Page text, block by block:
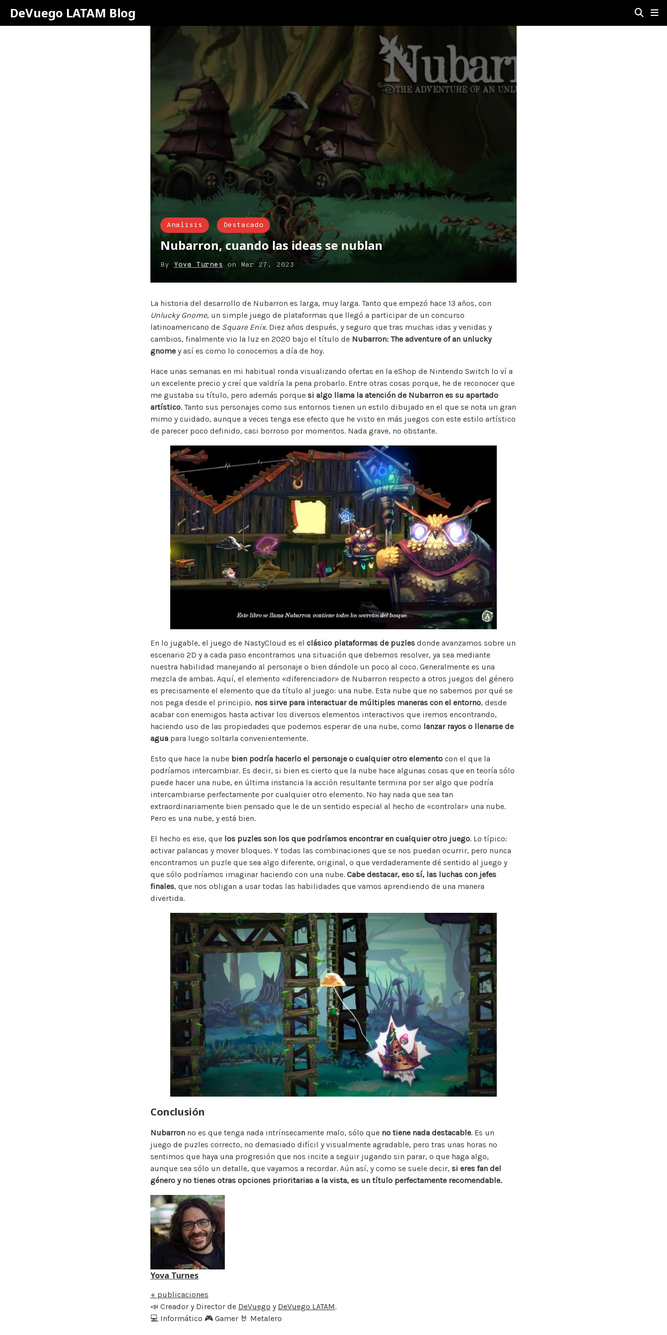
DeVuego LATAM Blog
Analisis Destacado
Nubarron, cuando las ideas se nublan
By Yova Turnes on Mar 27, 2023
La historia del desarrollo de Nubarron es larga, muy larga. Tanto que empezó hace 13 años, con
Unlucky Gnome, un simple juego de plataformas que llegó a participar de un concurso
latinoamericano de Square Enix. Diez años después, y seguro que tras muchas idas y venidas y
cambios, finalmente vio la luz en 2020 bajo el título de Nubarron: The adventure of an unlucky
gnome y así es como lo conocemos a día de hoy.
Hace unas semanas en mi habitual ronda visualizando ofertas en la eShop de Nintendo Switch lo ví a
un excelente precio y creí que valdría la pena probarlo. Entre otras cosas porque, he de reconocer que
me gustaba su título, pero además porque si algo llama la atención de Nubarron es su apartado
artístico. Tanto sus personajes como sus entornos tienen un estilo dibujado en el que se nota un gran
mimo y cuidado, aunque a veces tenga ese efecto que he visto en más juegos con este estilo artístico
de parecer poco definido, casi borroso por momentos. Nada grave, no obstante.
En lo jugable, el juego de NastyCloud es el clásico plataformas de puzles donde avanzamos sobre un
escenario 2D y a cada paso encontramos una situación que debemos resolver, ya sea mediante
nuestra habilidad manejando al personaje o bien dándole un poco al coco. Generalmente es una
mezcla de ambas. Aquí, el elemento «diferenciador» de Nubarron respecto a otros juegos del género
es precisamente el elemento que da título al juego: una nube. Esta nube que no sabemos por qué se
nos pega desde el principio, nos sirve para interactuar de múltiples maneras con el entorno, desde
acabar con enemigos hasta activar los diversos elementos interactivos que iremos encontrando,
haciendo uso de las propiedades que podemos esperar de una nube, como lanzar rayos o llenarse de
agua para luego soltarla convenientemente.
Esto que hace la nube bien podría hacerlo el personaje o cualquier otro elemento con el que la
podríamos intercambiar. Es decir, si bien es cierto que la nube hace algunas cosas que en teoría sólo
puede hacer una nube, en última instancia la acción resultante termina por ser algo que podría
intercambiarse perfectamente por cualquier otro elemento. No hay nada que sea tan
extraordinariamente bien pensado que le de un sentido especial al hecho de «controlar» una nube.
Pero es una nube, y está bien.
El hecho es ese, que los puzles son los que podríamos encontrar en cualquier otro juego. Lo típico:
activar palancas y mover bloques. Y todas las combinaciones que se nos puedan ocurrir, pero nunca
encontramos un puzle que sea algo diferente, original, o que verdaderamente dé sentido al juego y
que sólo podríamos imaginar haciendo con una nube. Cabe destacar, eso sí, las luchas con jefes
finales, que nos obligan a usar todas las habilidades que vamos aprendiendo de una manera
divertida.
Conclusión
Nubarron no es que tenga nada intrínsecamente malo, sólo que no tiene nada destacable. Es un
juego de puzles correcto, no demasiado difícil y visualmente agradable, pero tras unas horas no
sentimos que haya una progresión que nos incite a seguir jugando sin parar, o que haga algo,
aunque sea sólo un detalle, que vayamos a recordar. Aún así, y como se suele decir, si eres fan del
género y no tienes otras opciones prioritarias a la vista, es un título perfectamente recomendable.
Yova Turnes
+ publicaciones
📣 Creador y Director de DeVuego y DeVuego LATAM.
💻 Informático 🎮 Gamer 🤘 Metalero